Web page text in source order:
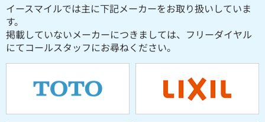
イースマイルでは主に下記メーカーをお取り扱いしていま
す。
掲載していないメーカーにつきましては、フリーダイヤル
にてコールスタッフにお尋ねください。